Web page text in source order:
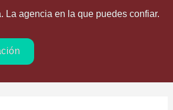
La agencia en la que puedes confiar.